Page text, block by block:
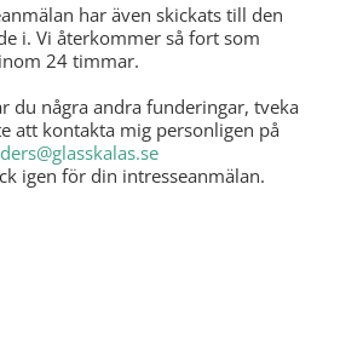
har även skickats till den
i. Vi återkommer så fort som
24 timmar.
du några andra funderingar, tveka
att kontakta mig personligen på
igen för din intresseanmälan.